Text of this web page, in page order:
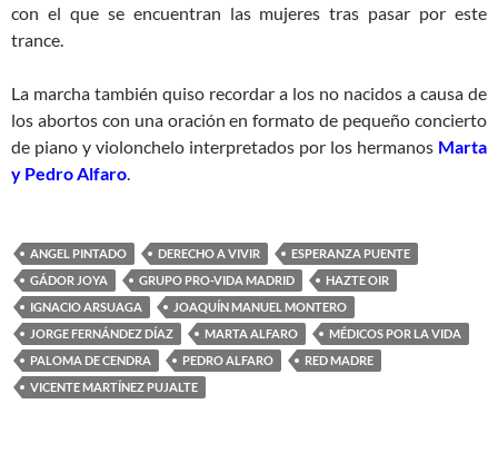
con el que se encuentran las mujeres tras pasar por este
trance.
La marcha también quiso recordar a los no nacidos a causa de
los abortos con una oración en formato de pequeño concierto
de piano y violonchelo interpretados por los hermanos Marta
y Pedro Alfaro.
ANGEL PINTADO DERECHO A VIVIR
ESPERANZA PUENTE
GÁDOR JOYA
GRUPO PRO-VIDA MADRID
HAZTE OIR
IGNACIO ARSUAGA
JOAQUÍN MANUEL MONTERO
JORGE FERNÁNDEZ DÍAZ
MARTA ALFARO
MÉDICOS POR LA VIDA
PALOMA DE CENDRA
PEDRO ALFARO
RED MADRE
VICENTE MARTÍNEZ PUJALTE